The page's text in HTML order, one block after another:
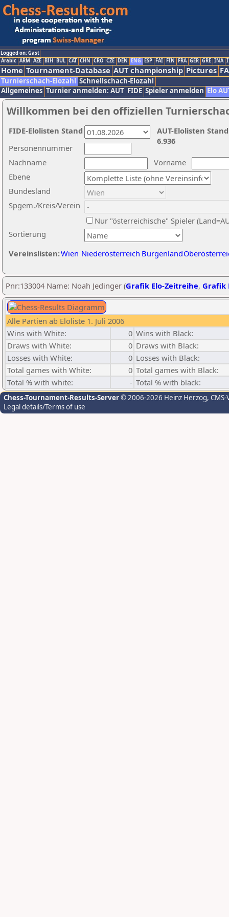
Logged on: Gast
Arabic ARM AZE BIH BUL CAT CHN CRO CZE DEN ENG ESP FAI FIN FRA GER GRE INA
Home Tournament-Database AUT championship Pictures
Turnierschach-Elozahl Schnellschach-Elozahl
Allgemeines Turnier anmelden: AUT FIDE Spieler anmelden Elo
Willkommen bei den offiziellen
Nachname
Vorname
Ebene
Sortierung
Personennummer
Bundesland
Spgem./Kreis/Verein
Nur "österreichische" Spieler
Vereinslisten:Wien Niederösterreich Burgenland
AUT-Elolisten
6.936
FIDE-Elolisten Stand
Pnr:133004 Name: Noah Jedinger (Grafik Elo-Zeitreihe, Grafik
Alle Partien ab Eloliste 1. Juli 2006
Wins with White:
0 Wins with Black:
Draws with White:
0 Draws with Black:
Losses with White:
0 Losses with Black:
Total games with White:
0 Total games with Black:
Total % with white:
- Total % with black:
Chess-Tournament-Results-Server© 2006-2026 Heinz Herzog,
Legal details/Terms of use